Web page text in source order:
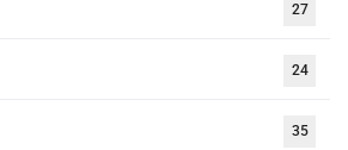
27
24
35